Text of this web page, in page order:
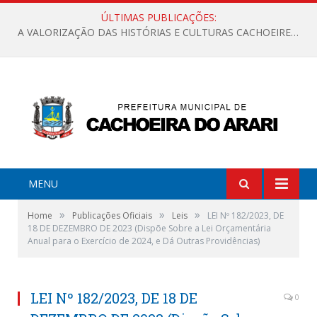
ÚLTIMAS PUBLICAÇÕES:
A VALORIZAÇÃO DAS HISTÓRIAS E CULTURAS CACHOEIRENSES
MENU
Home » Publicações Oficiais » Leis »
LEI Nº 182/2023, DE
18 DE DEZEMBRO DE 2023 (Dispõe Sobre a Lei Orçamentária
Anual para o Exercício de 2024, e Dá Outras Providências)
LEI Nº 182/2023, DE 18 DE
0